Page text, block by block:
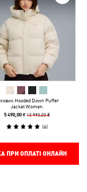
Hooded Down Puffer
Jacket Women
5 490,00 ₴ 10 990,00 ₴
(6)
ПРИ ОПЛАТІ ОНЛАЙН